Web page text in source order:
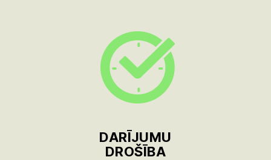
DARĪJUMU
DROŠĪBA